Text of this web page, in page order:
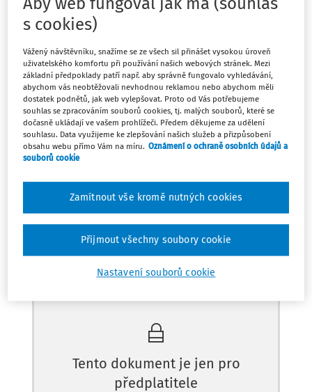
dále i přeposlala svým dceřiným společnostem jako
bezúročnou půjčku. Chápeme to správně, že:
1. Úroky spojené s nákupem obchodních podílů
dceřiných společností vyloučíme z daňových nákladů?
2. Úroky spojené s rekonstrukcí objektů ponecháme v
daňovým nákladech?
3. Úroky spojené s poskytnutím půjčky do dceřiných
společností vyloučíme z daňových nákladů?
Odpověď
Máte předplatné? Přihlaste se
Tento dokument je jen pro
předplatitele
s cookies)
Vážený návštěvníku, snažíme se ze všech sil přinášet vysokou úroveň
uživatelského komfortu při používání našich webových stránek. Mezi
základní předpoklady patří např. aby správně fungovalo vyhledávání,
abychom vás neobtěžovali nevhodnou reklamou nebo abychom měli
dostatek podnětů, jak web vylepšovat. Proto od Vás potřebujeme
souhlas se zpracováním souborů cookies, tj. malých souborů, které se
dočasně ukládají ve vašem prohlížeči. Předem děkujeme za udělení
souhlasu. Data využijeme ke zlepšování našich služeb a přizpůsobení
obsahu webu přímo Vám na míru. Oznámení o ochraně osobních údajů a
souborů cookie
Nastavení souborů cookie
Zamítnout vše kromě nutných cookies
Přijmout všechny soubory cookie